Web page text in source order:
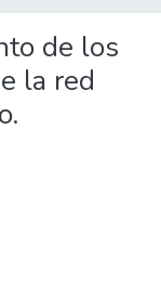
de los
la red